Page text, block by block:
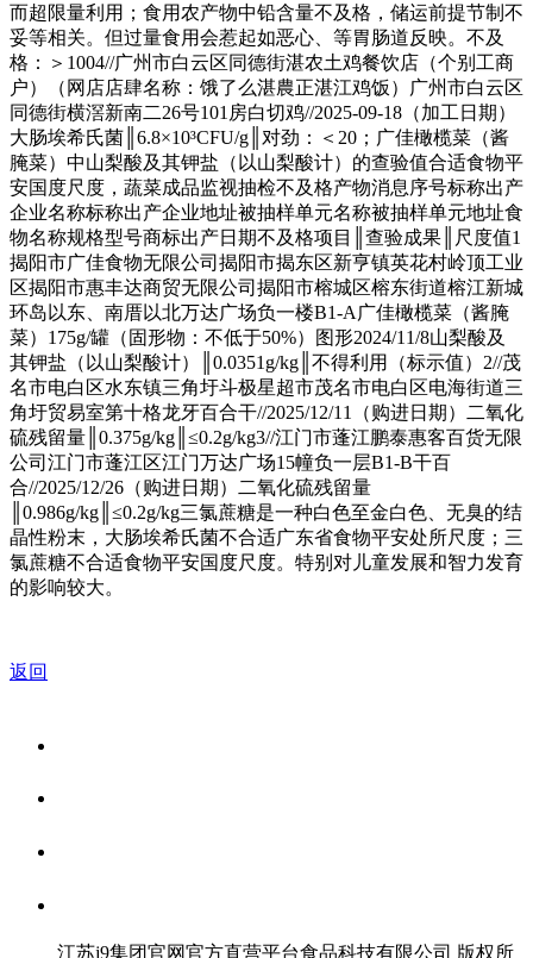
而超限量利用；食用农产物中铅含量不及格，储运前提节制不
妥等相关。但过量食用会惹起如恶心、等胃肠道反映。不及
格：＞1004//广州市白云区同德街湛农土鸡餐饮店（个别工商
户）（网店店肆名称：饿了么湛農正湛江鸡饭）广州市白云区
同德街横滘新南二26号101房白切鸡//2025-09-18（加工日期）
大肠埃希氏菌║6.8×10³CFU/g║对劲：＜20；广佳橄榄菜（酱
腌菜）中山梨酸及其钾盐（以山梨酸计）的查验值合适食物平
安国度尺度，蔬菜成品监视抽检不及格产物消息序号标称出产
企业名称标称出产企业地址被抽样单元名称被抽样单元地址食
物名称规格型号商标出产日期不及格项目║查验成果║尺度值1
揭阳市广佳食物无限公司揭阳市揭东区新亨镇英花村岭顶工业
区揭阳市惠丰达商贸无限公司揭阳市榕城区榕东街道榕江新城
环岛以东、南厝以北万达广场负一楼B1-A广佳橄榄菜（酱腌
菜）175g/罐（固形物：不低于50%）图形2024/11/8山梨酸及
其钾盐（以山梨酸计）║0.0351g/kg║不得利用（标示值）2//茂
名市电白区水东镇三角圩斗极星超市茂名市电白区电海街道三
角圩贸易室第十格龙牙百合干//2025/12/11（购进日期）二氧化
硫残留量║0.375g/kg║≤0.2g/kg3//江门市蓬江鹏泰惠客百货无限
公司江门市蓬江区江门万达广场15幢负一层B1-B干百
合//2025/12/26（购进日期）二氧化硫残留量
║0.986g/kg║≤0.2g/kg三氯蔗糖是一种白色至金白色、无臭的结
晶性粉末，大肠埃希氏菌不合适广东省食物平安处所尺度；三
氯蔗糖不合适食物平安国度尺度。特别对儿童发展和智力发育
的影响较大。
返回
江苏j9集团官网官方直营平台食品科技有限公司 版权所